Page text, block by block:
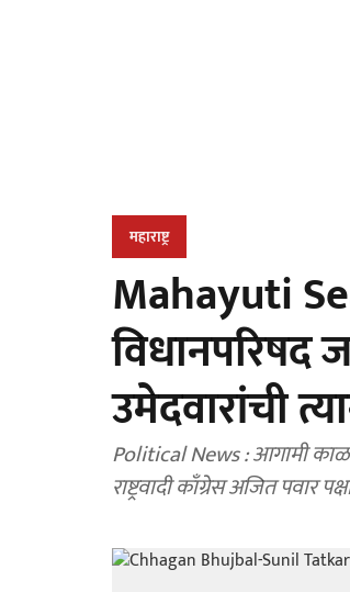
महाराष्ट्र
Mahayuti
विधानपरिषद
उमेदवारांची
Political News : आगामी
राष्ट्रवादी काँग्रेस अजित